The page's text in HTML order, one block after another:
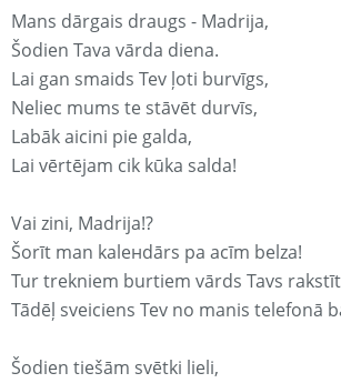
Mans dārgais draugs - Madrija,
Šodien Tava vārda diena.
Lai gan smaids Tev ļoti burvīgs,
Neliec mums te stāvēt durvīs,
Labāk aicini pie galda,
Lai vērtējam cik kūka salda!
Vai zini, Madrija!?
Šorīt man kaleнdārs pa acīm belza!
Tur trekniem burtiem vārds Tavs
Tādēļ sveiciens Tev no manis telefonā
Šodien tiešām svētki lieli,